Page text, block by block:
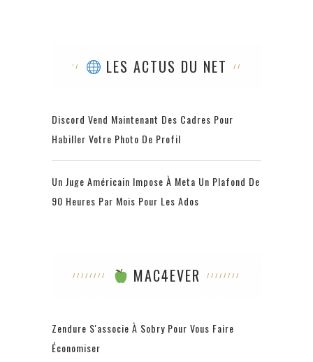
LES ACTUS DU NET
Discord Vend Maintenant Des Cadres Pour
Habiller Votre Photo De Profil
Un Juge Américain Impose À Meta Un Plafond De
90 Heures Par Mois Pour Les Ados
MAC4EVER
Zendure S'associe À Sobry Pour Vous Faire
Économiser